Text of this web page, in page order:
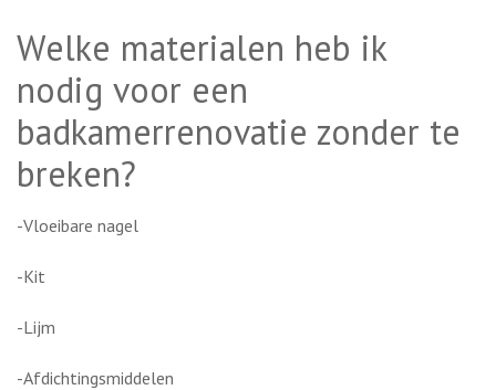
Welke materialen heb ik
nodig voor een
badkamerrenovatie zonder te
breken?
-Vloeibare nagel
-Kit
-Lijm
-Afdichtingsmiddelen